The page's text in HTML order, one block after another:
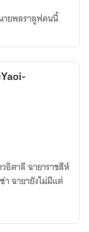
ายพลราลูฟคนนี้
อิตาลี ฉายาราชสีห์